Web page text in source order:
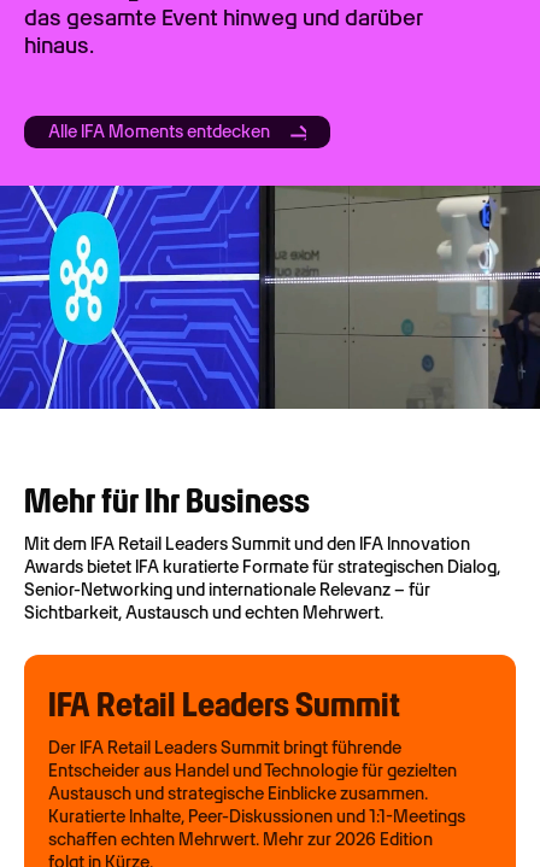
das gesamte Event hinweg und darüber
hinaus.
Alle IFA Moments entdecken
Mehr für Ihr Business
Mit dem IFA Retail Leaders Summit und den IFA Innovation
Awards bietet IFA kuratierte Formate für strategischen Dialog,
Senior-Networking und internationale Relevanz – für
Sichtbarkeit, Austausch und echten Mehrwert.
IFA Retail Leaders Summit
Der IFA Retail Leaders Summit bringt führende
Entscheider aus Handel und Technologie für gezielten
Austausch und strategische Einblicke zusammen.
Kuratierte Inhalte, Peer-Diskussionen und 1:1-Meetings
schaffen echten Mehrwert. Mehr zur 2026 Edition
folgt in Kürze.